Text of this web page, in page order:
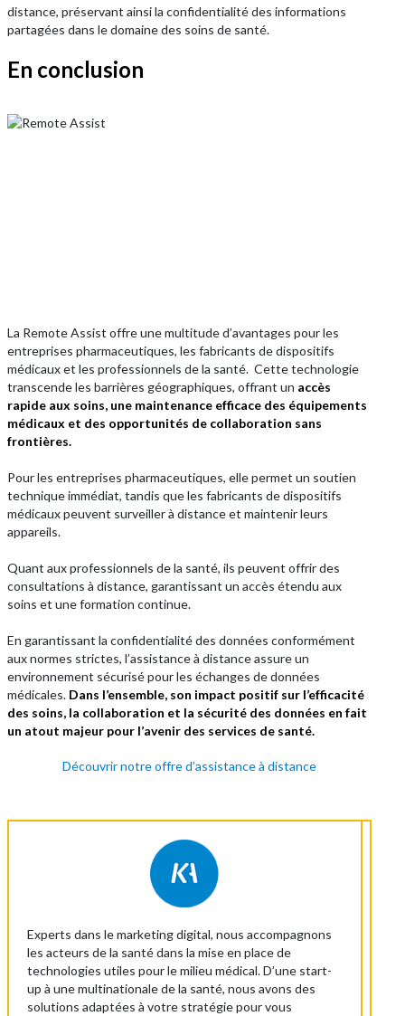
distance, préservant ainsi la confidentialité des informations
partagées dans le domaine des soins de santé.
En conclusion
La Remote Assist offre une multitude d’avantages pour les
entreprises pharmaceutiques, les fabricants de dispositifs
médicaux et les professionnels de la santé. Cette technologie
transcende les barrières géographiques, offrant un accès
rapide aux soins, une maintenance efficace des équipements
médicaux et des opportunités de collaboration sans
frontières.
Pour les entreprises pharmaceutiques, elle permet un soutien
technique immédiat, tandis que les fabricants de dispositifs
médicaux peuvent surveiller à distance et maintenir leurs
appareils.
Quant aux professionnels de la santé, ils peuvent offrir des
consultations à distance, garantissant un accès étendu aux
soins et une formation continue.
En garantissant la confidentialité des données conformément
aux normes strictes, l’assistance à distance assure un
environnement sécurisé pour les échanges de données
médicales. Dans l’ensemble, son impact positif sur l’efficacité
des soins, la collaboration et la sécurité des données en fait
un atout majeur pour l’avenir des services de santé.
Découvrir notre offre d’assistance à distance
Experts dans le marketing digital, nous accompagnons
les acteurs de la santé dans la mise en place de
technologies utiles pour le milieu médical. D’une start-
up à une multinationale de la santé, nous avons des
solutions adaptées à votre stratégie pour vous